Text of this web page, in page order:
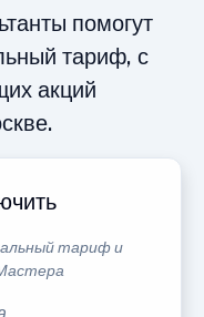
помогут
тариф, с
акций
тариф и